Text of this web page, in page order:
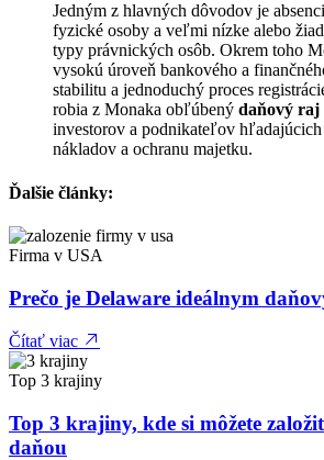
Jedným z hlavných dôvodov je
fyzické osoby a veľmi nízke alebo
typy právnických osôb. Okrem toho
vysokú úroveň bankového a
stabilitu a jednoduchý proces
robia z Monaka obľúbený daňový raj
investorov a podnikateľov
nákladov a ochranu majetku.
Ďalšie články:
Firma v USA
Prečo je Delaware ideálnym
Čítať viac
Top 3 krajiny
Top 3 krajiny, kde si môžete
daňou